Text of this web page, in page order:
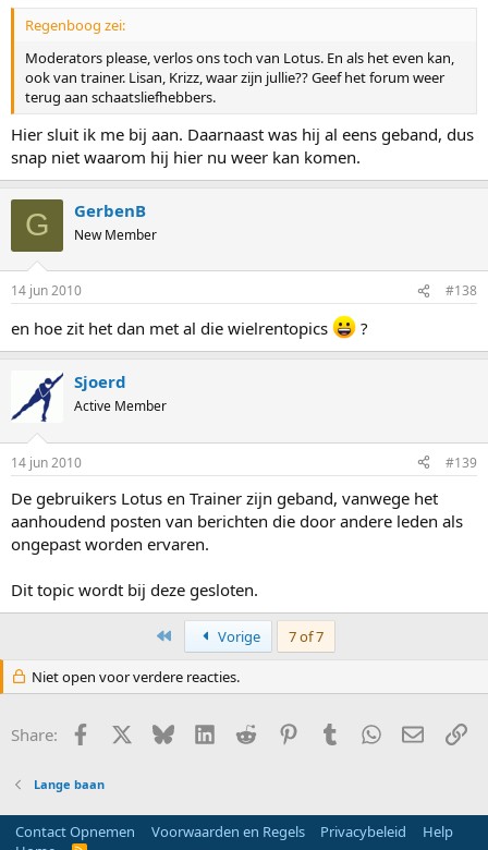
Regenboog zei:
Moderators please, verlos ons toch van Lotus. En als het even kan,
ook van trainer. Lisan, Krizz, waar zijn jullie?? Geef het forum weer
terug aan schaatsliefhebbers.
Hier sluit ik me bij aan. Daarnaast was hij al eens geband, dus
snap niet waarom hij hier nu weer kan komen.
G GerbenB
New Member
14 jun 2010 #138
en hoe zit het dan met al die wielrentopics ?
Sjoerd
Active Member
14 jun 2010 #139
De gebruikers Lotus en Trainer zijn geband, vanwege het
aanhoudend posten van berichten die door andere leden als
ongepast worden ervaren.
Dit topic wordt bij deze gesloten.
Vorige 7 of 7
Niet open voor verdere reacties.
Share: Facebook Bluesky LinkedInReddit PinterestTumblrWhatsApp
E-mail
Lange baan
Contact Opnemen Voorwaarden en Regels Privacybeleid
Help